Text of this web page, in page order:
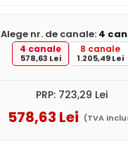
Alege nr. de canale: 4
4 canale
578,63 Lei
8 canale
1.205,49 Lei
PRP: 723,29 Lei
578,63 Lei (TVA